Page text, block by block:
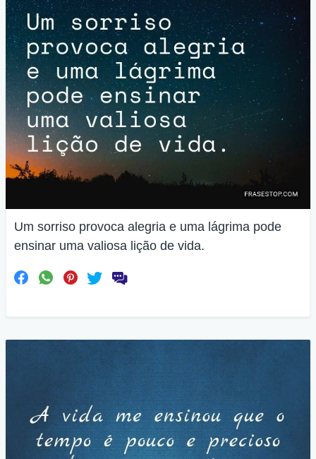
Um sorriso provoca alegria e uma lágrima pode
ensinar uma valiosa lição de vida.